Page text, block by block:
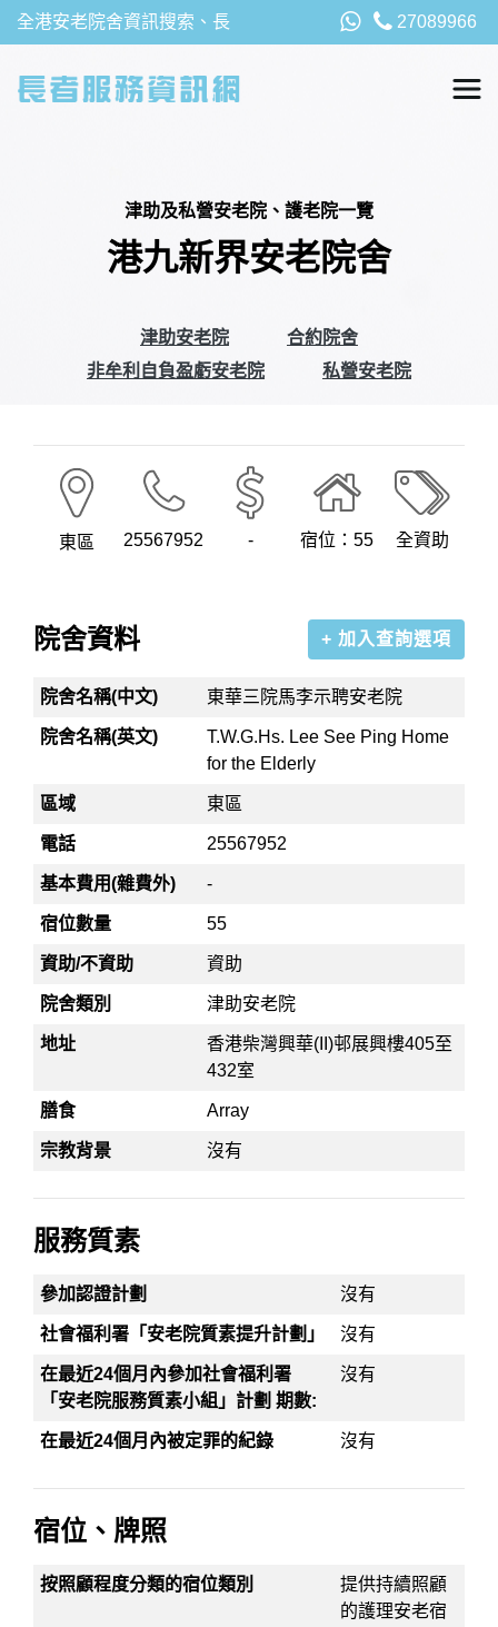
全港安老院舍資訊搜索、長 27089966
津助及私營安老院、護老院一覽
港九新界安老院舍
津助安老院
合約院舍
非牟利自負盈虧安老院
私營安老院
東區 25567952 - 宿位：55 全資助
院舍資料 + 加入查詢選項
院舍名稱(中文) 東華三院馬李示聘安老院
院舍名稱(英文)
T.W.G.Hs. Lee See Ping Home
for the Elderly
區域 東區
電話 25567952
基本費用(雜費外) -
宿位數量 55
資助/不資助 資助
院舍類別 津助安老院
地址
香港柴灣興華(II)邨展興樓405至
432室
膳食 Array
宗教背景 沒有
服務質素
參加認證計劃 沒有
社會福利署「安老院質素提升計劃」 沒有
在最近24個月內參加社會福利署
「安老院服務質素小組」計劃 期數:
沒有
在最近24個月內被定罪的紀錄 沒有
宿位、牌照
按照顧程度分類的宿位類別
提供持續照顧
的護理安老宿